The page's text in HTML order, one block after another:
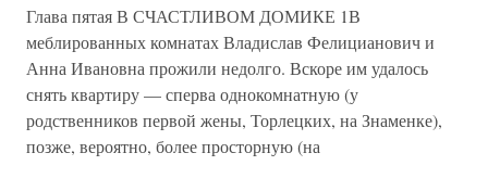
Глава пятая В СЧАСТЛИВОМ ДОМИКЕ 1В
меблированных комнатах Владислав Фелицианович и
Анна Ивановна прожили недолго. Вскоре им удалось
снять квартиру — сперва однокомнатную (у
родственников первой жены, Торлецких, на Знаменке),
позже, вероятно, более просторную (на